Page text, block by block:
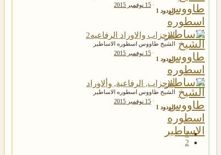
الردود 1
15 نوفمبر 2015
الاحزاب والاوراد الرفاعيه2
الشيخ طاووس اسطوره الاساطير
الردود 1
15 نوفمبر 2015
ألاحزاب, الرفاعية, وألاوراد
الشيخ طاووس اسطوره الاساطير
الردود 1
15 نوفمبر 2015
1
2